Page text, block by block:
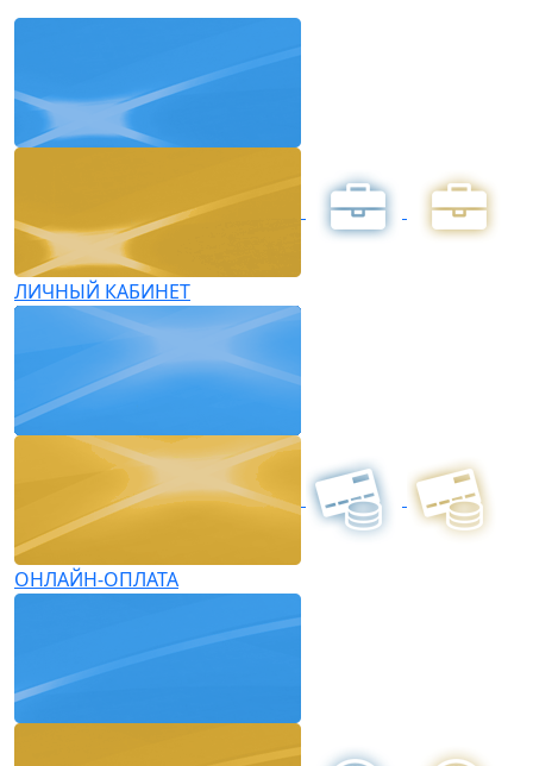
ЛИЧНЫЙ КАБИНЕТ
ОНЛАЙН-ОПЛАТА